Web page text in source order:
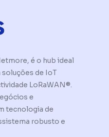
é o hub ideal
soluções de IoT
LoRaWAN®.
e
tecnologia de
robusto e